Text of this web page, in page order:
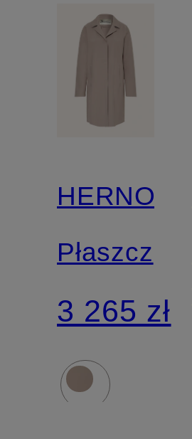
HERNO
Płaszcz
3 265 zł